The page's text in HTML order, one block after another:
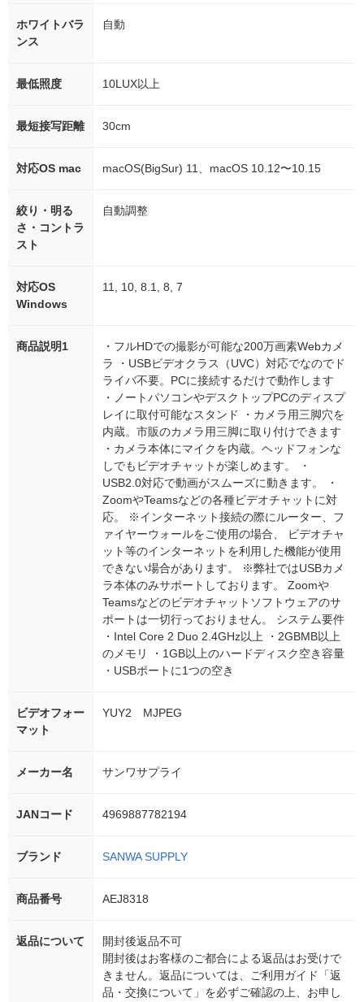
ホワイトバラ
ンス
自動
最低照度 10LUX以上
最短接写距離 30cm
対応OS mac macOS(BigSur) 11、macOS 10.12〜10.15
絞り・明る
さ・コントラ
スト
自動調整
対応OS
Windows
11, 10, 8.1, 8, 7
商品説明1
・フルHDでの撮影が可能な200万画素Webカメ
ラ ・USBビデオクラス（UVC）対応でなのでド
ライバ不要。PCに接続するだけで動作します
・ノートパソコンやデスクトップPCのディスプ
レイに取付可能なスタンド ・カメラ用三脚穴を
内蔵。市販のカメラ用三脚に取り付けできます
・カメラ本体にマイクを内蔵。ヘッドフォンな
しでもビデオチャットが楽しめます。 ・
USB2.0対応で動画がスムーズに動きます。 ・
ZoomやTeamsなどの各種ビデオチャットに対
応。 ※インターネット接続の際にルーター、フ
ァイヤーウォールをご使用の場合、 ビデオチャ
ット等のインターネットを利用した機能が使用
できない場合があります。 ※弊社ではUSBカメ
ラ本体のみサポートしております。 Zoomや
Teamsなどのビデオチャットソフトウェアのサ
ポートは一切行っておりません。 システム要件
・Intel Core 2 Duo 2.4GHz以上 ・2GBMB以上
のメモリ ・1GB以上のハードディスク空き容量
・USBポートに1つの空き
ビデオフォー
マット
YUY2 MJPEG
メーカー名 サンワサプライ
JANコード 4969887782194
ブランド SANWA SUPPLY
商品番号 AEJ8318
返品について
開封後返品不可
開封後はお客様のご都合による返品はお受けで
きません。返品については、ご利用ガイド「返
品・交換について」を必ずご確認の上、お申し